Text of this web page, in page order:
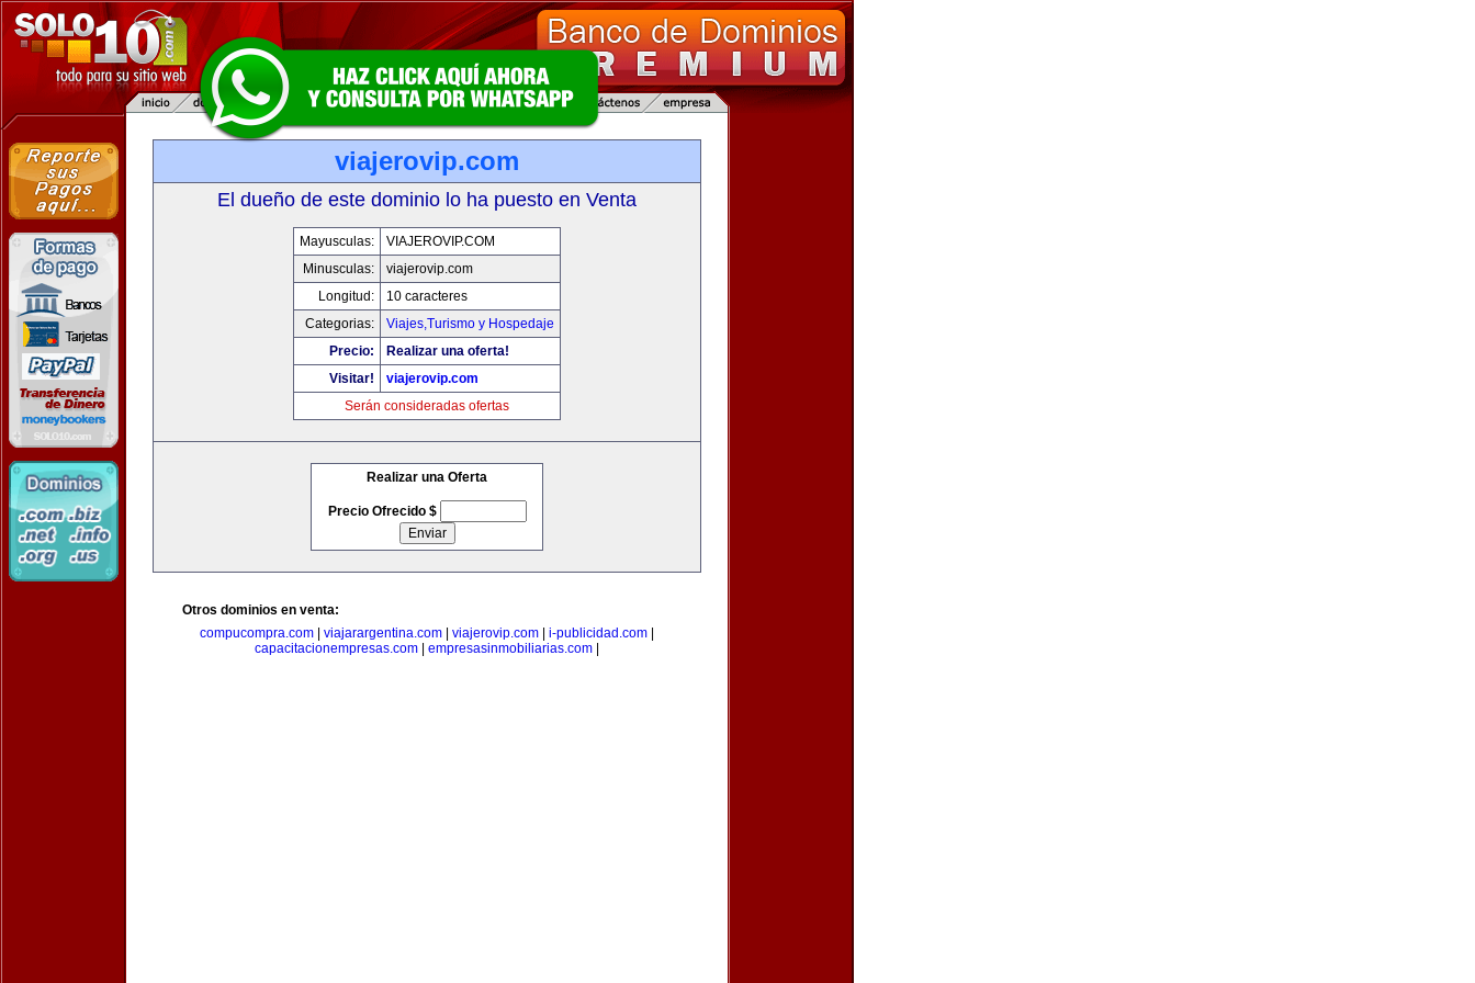
viajerovip.com
El dueño de este dominio lo ha puesto en Venta
Mayusculas:
VIAJEROVIP.COM
Minusculas:
viajerovip.com
Longitud:
10 caracteres
Categorias:
Viajes,Turismo y Hospedaje
Precio:
Realizar una oferta!
Visitar!
viajerovip.com
Serán consideradas ofertas
Realizar una Oferta
Precio Ofrecido $
Otros dominios en venta:
compucompra.com
viajarargentina.com viajerovip.com i-publicidad.com
capacitacionempresas.com
empresasinmobiliarias.com